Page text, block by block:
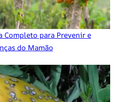
Completo para Prevenir e
do Mamão